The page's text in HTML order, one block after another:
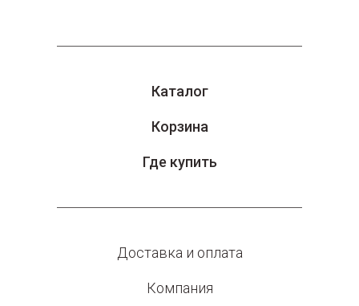
Каталог
Корзина
Где купить
Доставка и оплата
Компания